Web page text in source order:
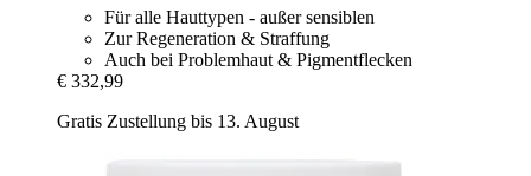
Für alle Hauttypen - außer sensiblen
Zur Regeneration & Straffung
Auch bei Problemhaut & Pigmentflecken
€ 332,99
Gratis Zustellung bis 13. August